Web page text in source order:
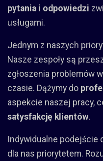
pytania i odpowiedzi
usługami.
Jednym z naszych
Nasze zespoły są
zgłoszenia problemów
czasie. Dążymy do
aspekcie naszej pracy,
satysfakcję klientów.
Indywidualne podejście
dla nas priorytetem.